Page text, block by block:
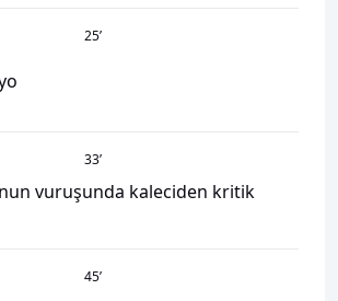
25’
33’
vuruşunda kaleciden kritik
45’